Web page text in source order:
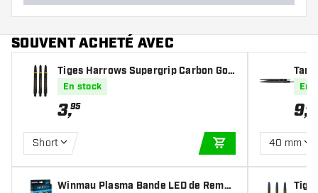
SOUVENT ACHETÉ AVEC
Tiges Harrows Supergrip Carbon Gol
En stock
3,95
Short
AJOUTER AU
Winmau Plasma Bande LED de Rempl
En
9,99
40 mm